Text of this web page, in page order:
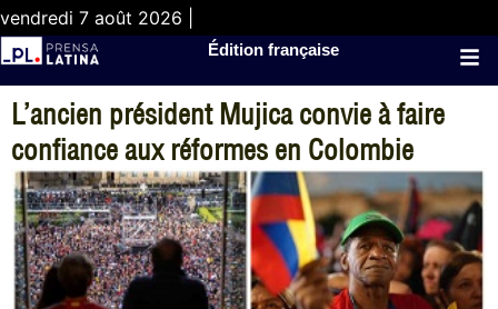
vendredi 7 août 2026 |
Édition française
L’ancien président Mujica convie à faire
confiance aux réformes en Colombie